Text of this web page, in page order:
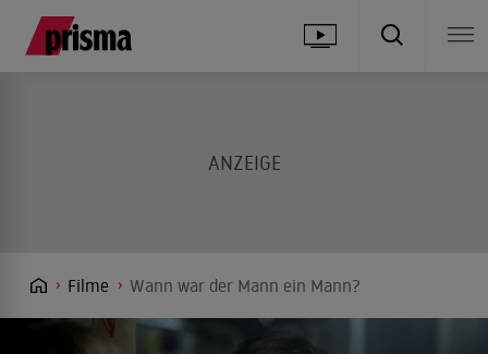
Filme Wann war der Mann ein Mann?